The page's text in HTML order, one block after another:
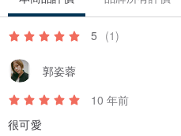
5 (1)
郭姿蓉
10 年前
很可愛